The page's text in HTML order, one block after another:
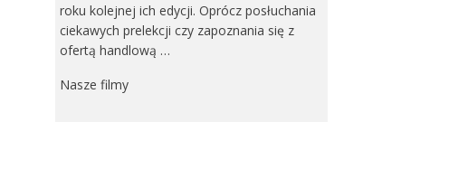
roku kolejnej ich edycji. Oprócz posłuchania
ciekawych prelekcji czy zapoznania się z
ofertą handlową …
Nasze filmy